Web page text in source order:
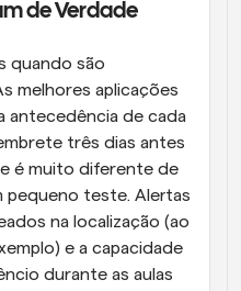
de Verdade
quando são
melhores aplicações
antecedência de cada
três dias antes
é muito diferente de
pequeno teste. Alertas
na localização (ao
e a capacidade
durante as aulas